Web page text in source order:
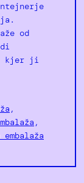
od
kjer ji